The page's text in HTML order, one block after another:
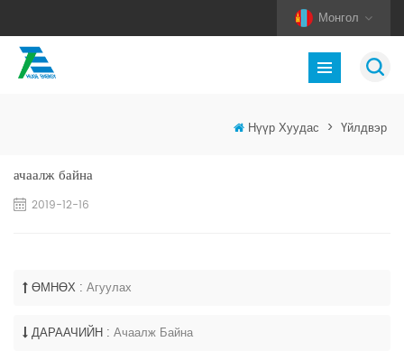
Монгол
Нүүр Хуудас > Үйлдвэр
ачаалж байна
2019-12-16
ӨМНӨХ : Агуулах
ДАРААЧИЙН : Ачаалж Байна